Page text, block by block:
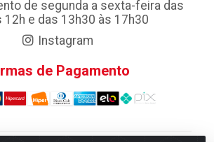
de segunda a sexta-feira das
12h e das 13h30 às 17h30
Instagram
de Pagamento